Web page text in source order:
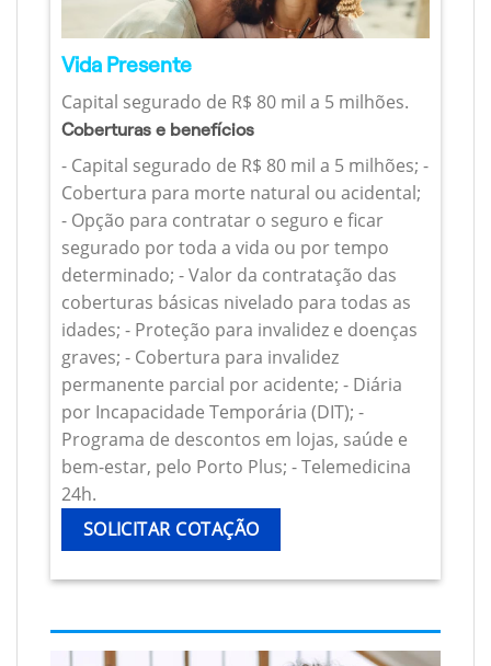
Vida Presente
Capital segurado de R$ 80 mil a 5 milhões.
Coberturas e benefícios
- Capital segurado de R$ 80 mil a 5 milhões; -
Cobertura para morte natural ou acidental;
- Opção para contratar o seguro e ficar
segurado por toda a vida ou por tempo
determinado; - Valor da contratação das
coberturas básicas nivelado para todas as
idades; - Proteção para invalidez e doenças
graves; - Cobertura para invalidez
permanente parcial por acidente; - Diária
por Incapacidade Temporária (DIT); -
Programa de descontos em lojas, saúde e
bem-estar, pelo Porto Plus; - Telemedicina
24h.
SOLICITAR COTAÇÃO